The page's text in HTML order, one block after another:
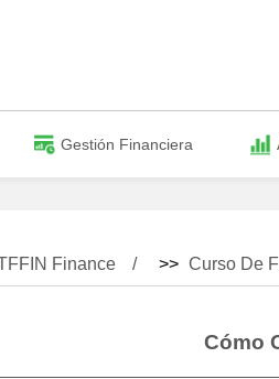
Gestión Financiera
Finance >> Curso De
Cómo